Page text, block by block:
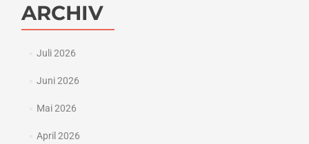
ARCHIV
Juli 2026
Juni 2026
Mai 2026
April 2026